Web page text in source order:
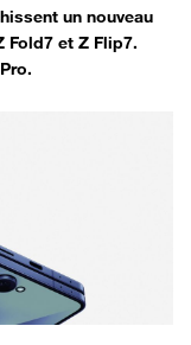
un nouveau
Fold7 et Z Flip7.